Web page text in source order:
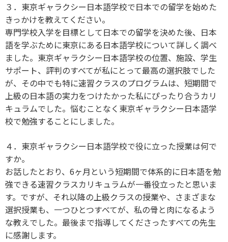
３．東京ギャラクシー日本語学校で日本での留学を始めた
きっかけを教えてください。
専門学校入学を目標として日本での留学を決めた後、日本
語を学ぶために東京にある日本語学校について詳しく調べ
ました。東京ギャラクシー日本語学校の位置、施設、学生
サポート、評判のすべてが私にとって最高の選択肢でした
が、その中でも特に速習クラスのプログラムは、短期間で
上級の日本語の実力をつけたかった私にぴったり合うカリ
キュラムでした。悩むことなく東京ギャラクシー日本語学
校で勉強することにしました。
４．東京ギャラクシー日本語学校で役に立った授業は何で
すか。
お話したとおり、6ヶ月という短期間で体系的に日本語を勉
強できる速習クラスカリキュラムが一番役立ったと思いま
す。ですが、それ以降の上級クラスの授業や、さまざまな
選択授業も、一つひとつすべてが、私の骨と肉になるよう
な教えでした。最後まで指導してくださったすべての先生
に感謝します。